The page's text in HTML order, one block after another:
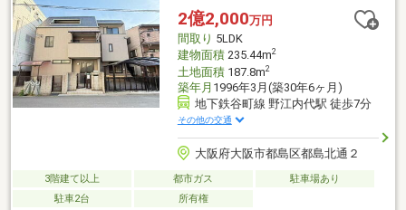
者を映像で確認できるTVモニター付きインターホン有り。・大切
な愛車を雨風から防げるビルトイン車庫。。
2億2,000万円
間取り 5LDK
建物面積235.44m2
土地面積187.8m2
築年月 1996年3月(築30年6ヶ月)
地下鉄谷町線 野江内代駅 徒歩7分
その他の交通
大阪府大阪市都島区都島北通２
3階建て以上 都市ガス
駐車場あり
駐車2台
所有権